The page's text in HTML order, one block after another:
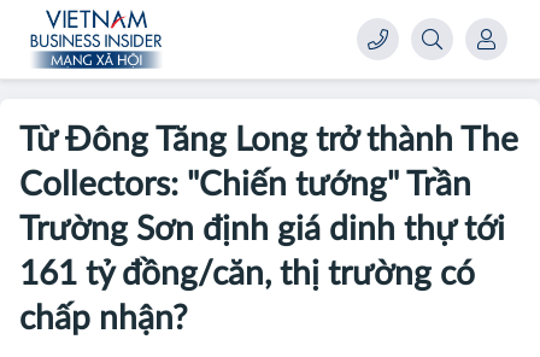
Từ Đông Tăng Long trở thành The
Collectors: "Chiến tướng" Trần
Trường Sơn định giá dinh thự tới
161 tỷ đồng/căn, thị trường có
chấp nhận?